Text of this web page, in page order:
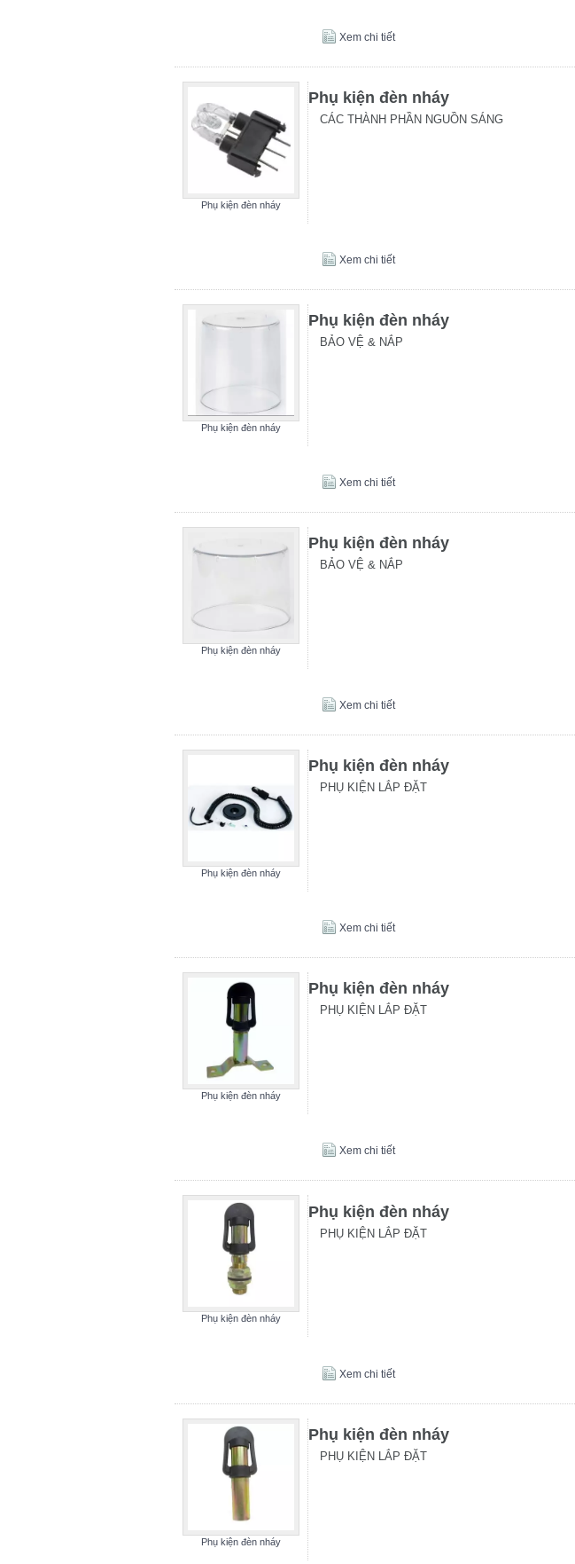
Xem chi tiết
Phụ kiện đèn nháy
Phụ kiện đèn nháy
CÁC THÀNH PHẦN NGUỒN SÁNG
Xem chi tiết
Phụ kiện đèn nháy
Phụ kiện đèn nháy
BẢO VỆ & NẮP
Xem chi tiết
Phụ kiện đèn nháy
Phụ kiện đèn nháy
BẢO VỆ & NẮP
Xem chi tiết
Phụ kiện đèn nháy
Phụ kiện đèn nháy
PHỤ KIỆN LẮP ĐẶT
Xem chi tiết
Phụ kiện đèn nháy
Phụ kiện đèn nháy
PHỤ KIỆN LẮP ĐẶT
Xem chi tiết
Phụ kiện đèn nháy
Phụ kiện đèn nháy
PHỤ KIỆN LẮP ĐẶT
Xem chi tiết
Phụ kiện đèn nháy
Phụ kiện đèn nháy
PHỤ KIỆN LẮP ĐẶT